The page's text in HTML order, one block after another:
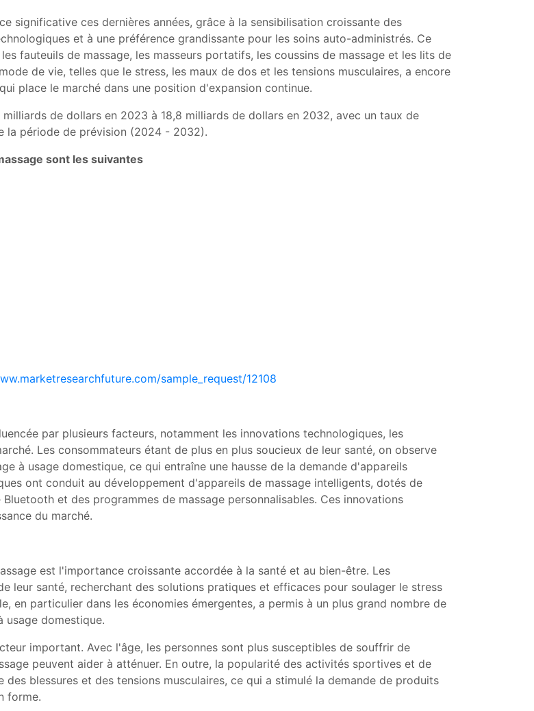
significative ces dernières années, grâce à la sensibilisation croissante des
et à une préférence grandissante pour les soins auto-administrés. Ce
fauteuils de massage, les masseurs portatifs, les coussins de massage et les lits de
de vie, telles que le stress, les maux de dos et les tensions musculaires, a encore
place le marché dans une position d'expansion continue.
de dollars en 2023 à 18,8 milliards de dollars en 2032, avec un taux de
la période de prévision (2024 - 2032).
sont les suivantes
sample_request/12108
par plusieurs facteurs, notamment les innovations technologiques, les
Les consommateurs étant de plus en plus soucieux de leur santé, on observe
à usage domestique, ce qui entraîne une hausse de la demande d'appareils
ont conduit au développement d'appareils de massage intelligents, dotés de
et des programmes de massage personnalisables. Ces innovations
du marché.
est l'importance croissante accordée à la santé et au bien-être. Les
leur santé, recherchant des solutions pratiques et efficaces pour soulager le stress
en particulier dans les économies émergentes, a permis à un plus grand nombre de
usage domestique.
important. Avec l'âge, les personnes sont plus susceptibles de souffrir de
peuvent aider à atténuer. En outre, la popularité des activités sportives et de
blessures et des tensions musculaires, ce qui a stimulé la demande de produits
forme.